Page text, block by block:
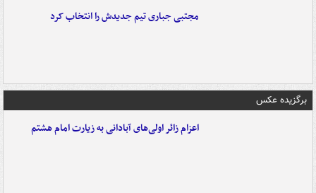
مجتبی جباری تیم جدیدش را انتخاب کرد
برگزیده عکس
اعزام زائر اولی‌های آبادانی به زیارت امام هشتم